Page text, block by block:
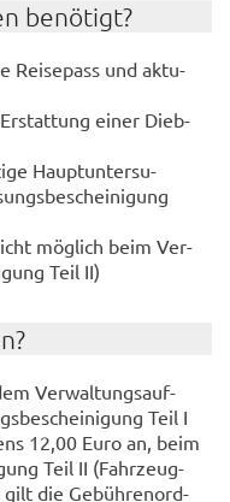
be­nö­tigt?
Rei­se­pass und ak­tu­
einer Dieb­
Haupt­un­ter­su­
mög­lich beim Ver­
Teil II)
Ver­wal­tungs­auf­
Teil I
12,00 Euro an, beim
Teil II (Fahr­zeug­
gilt die Ge­büh­ren­ord­